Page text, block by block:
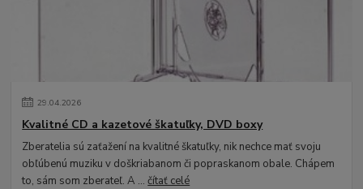
29.04.2026
Kvalitné CD a kazetové škatuľky, DVD boxy
Zberatelia sú zaťažení na kvalitné škatuľky, nik nechce mať svoju
obľúbenú muziku v doškriabanom či popraskanom obale. Chápem
to, sám som zberateľ. A ...čítať celé